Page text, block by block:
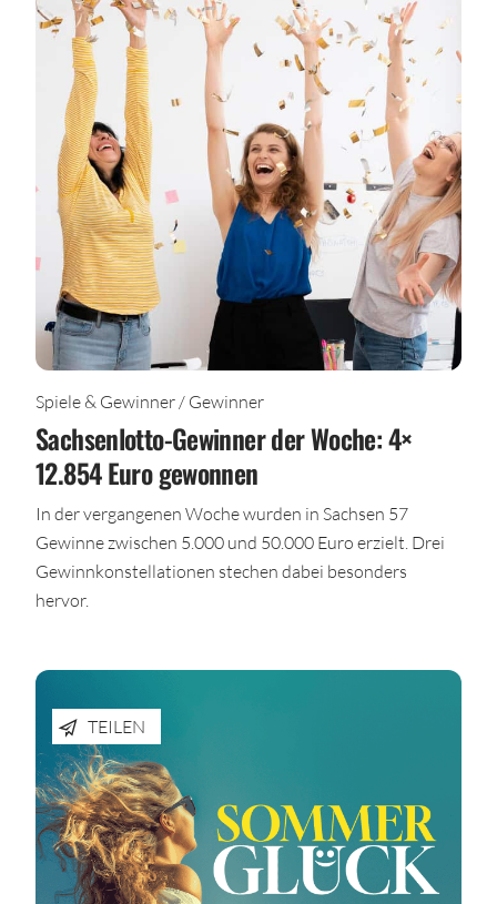
Spiele & Gewinner / Gewinner
Sachsenlotto-Gewinner der Woche: 4×
12.854 Euro gewonnen
In der vergangenen Woche wurden in Sachsen 57
Gewinne zwischen 5.000 und 50.000 Euro erzielt. Drei
Gewinnkonstellationen stechen dabei besonders
hervor.
TEILEN